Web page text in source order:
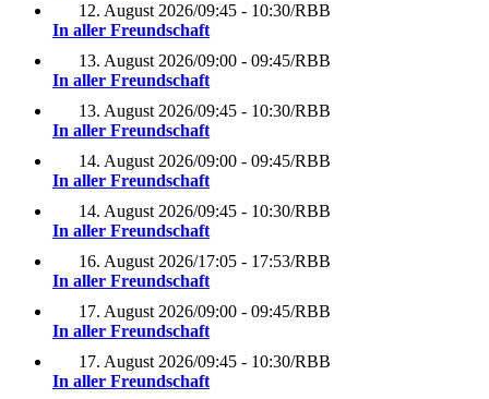
12. August 2026/09:45 - 10:30/RBB
In aller Freundschaft
13. August 2026/09:00 - 09:45/RBB
In aller Freundschaft
13. August 2026/09:45 - 10:30/RBB
In aller Freundschaft
14. August 2026/09:00 - 09:45/RBB
In aller Freundschaft
14. August 2026/09:45 - 10:30/RBB
In aller Freundschaft
16. August 2026/17:05 - 17:53/RBB
In aller Freundschaft
17. August 2026/09:00 - 09:45/RBB
In aller Freundschaft
17. August 2026/09:45 - 10:30/RBB
In aller Freundschaft